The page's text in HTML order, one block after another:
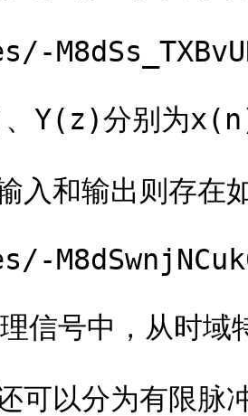
Y(z)分别为
入和输出则存在
信号中，从时域
可以分为有限